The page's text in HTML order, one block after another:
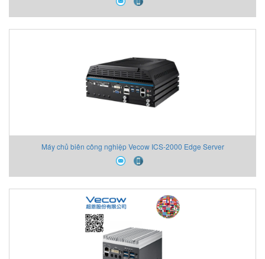
Máy chủ biên công nghiệp Vecow ICS-2000 Edge Server